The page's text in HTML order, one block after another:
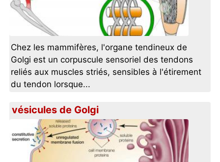
Chez les mammifères, l'organe tendineux de
Golgi est un corpuscule sensoriel des tendons
reliés aux muscles striés, sensibles à l'étirement
du tendon lorsque...
vésicules de Golgi